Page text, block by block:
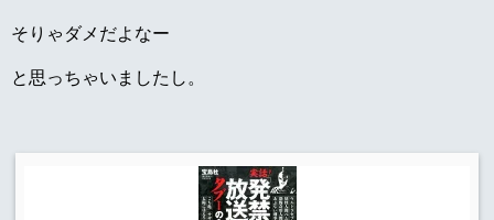
そりゃダメだよなー
と思っちゃいましたし。